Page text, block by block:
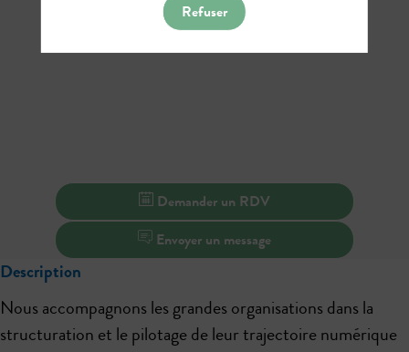
Demander un RDV
Envoyer un message
Description
Nous accompagnons les grandes organisations dans la
structuration et le pilotage de leur trajectoire numérique
Refuser